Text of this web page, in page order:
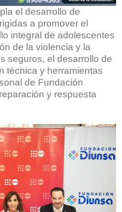
el desarrollo de
a promover el
integral de adolescentes
de la violencia y la
seguros, el desarrollo de
técnica y herramientas
de Fundación
y respuesta